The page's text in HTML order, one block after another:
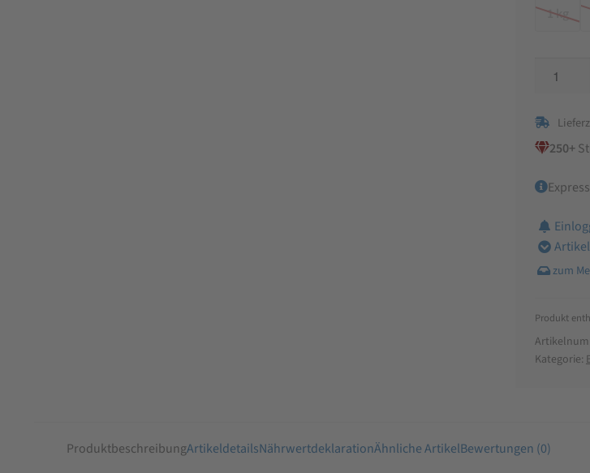
1 kg
Dinkel
Menge
250+
Produkt
Kategorie:
ProduktbeschreibungArtikeldetailsNährwertdeklarationÄhnliche ArtikelBewertungen (0)